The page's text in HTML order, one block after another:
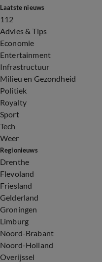
Laatste nieuws
112
Advies & Tips
Economie
Entertainment
Infrastructuur
Milieu en Gezondheid
Politiek
Royalty
Sport
Tech
Weer
Regionieuws
Drenthe
Flevoland
Friesland
Gelderland
Groningen
Limburg
Noord-Brabant
Noord-Holland
Overijssel